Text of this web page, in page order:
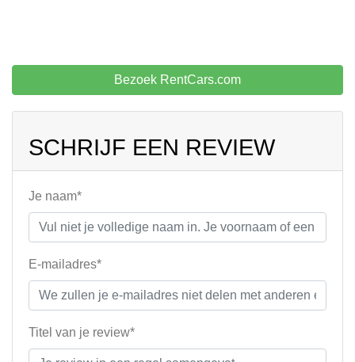
Bezoek RentCars.com
SCHRIJF EEN REVIEW
Je naam*
E-mailadres*
Titel van je review*